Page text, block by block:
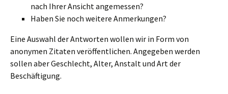
nach Ihrer Ansicht angemessen?
Haben Sie noch weitere Anmerkungen?
Eine Auswahl der Antworten wollen wir in Form von
anonymen Zitaten veröffentlichen. Angegeben werden
sollen aber Geschlecht, Alter, Anstalt und Art der
Beschäftigung.